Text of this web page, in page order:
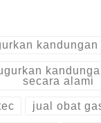
kandungan
secara alami
jual obat